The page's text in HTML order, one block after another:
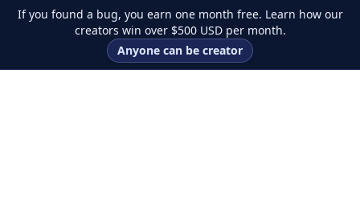
If you found a bug, you earn one month free. Learn how our
creators win over $500 USD per month.
Anyone can be creator